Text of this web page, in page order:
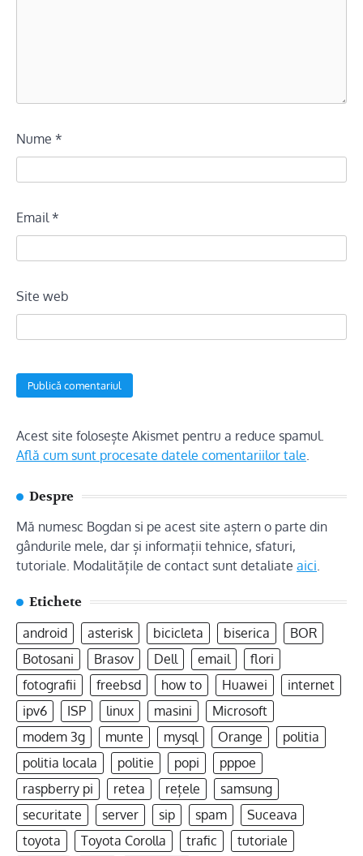
Nume *
Email*
Site web
Acest site folosește Akismet pentru a reduce spamul.
Află cum sunt procesate datele comentariilor tale
Despre
Mă numesc Bogdan si pe acest site aștern o parte din
gândurile mele, dar și informații tehnice, sfaturi,
tutoriale. Modalitățile de contact sunt detaliate aici
Etichete
android
asterisk bicicleta biserica
BOR
Botosani
Brasov Dell email
flori
fotografii
freebsd how to Huawei
internet
ipv6
ISP linux masini
Microsoft
modem 3g
munte mysql Orange
politia
politia locala
politie popi
pppoe
raspberry pi
retea rețele
samsung
securitate
server sip spam
Suceava
toyota
Toyota Corolla trafic
tutoriale